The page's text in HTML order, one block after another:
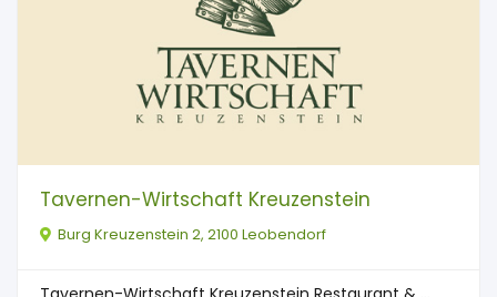
Tavernen-Wirtschaft Kreuzenstein
Burg Kreuzenstein 2, 2100 Leobendorf